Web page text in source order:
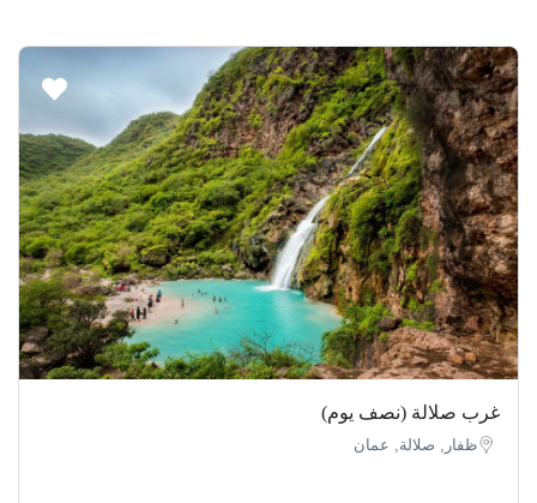
غرب صلالة (نصف يوم)
ظفار, صلالة, عمان